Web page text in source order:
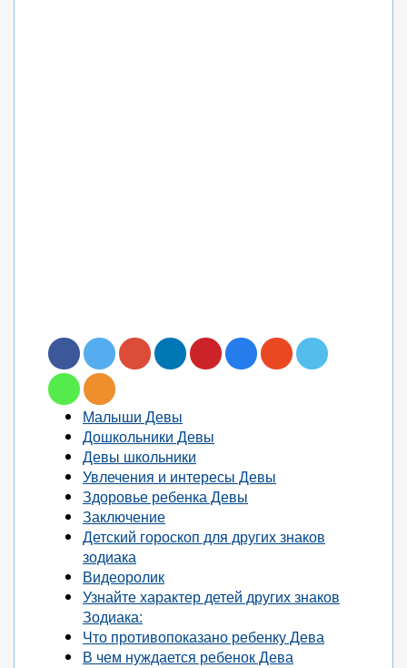
Малыши Девы
Дошкольники Девы
Девы школьники
Увлечения и интересы Девы
Здоровье ребенка Девы
Заключение
Детский гороскоп для других знаков
зодиака
Видеоролик
Узнайте характер детей других знаков
Зодиака:
Что противопоказано ребенку Дева
В чем нуждается ребенок Дева